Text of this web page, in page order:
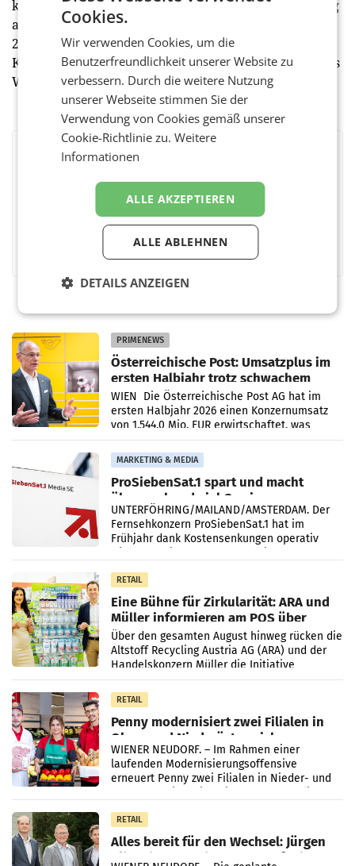
kürzlich wiedereröffnete Klimt Zentrum in Schörfling
am Attersee zeigt von 6. Juli bis zum 29. September
2024 die Ausstellung „Wege zur Moderne. Gustav
Klimt und Franz von Zülow“ - einen Auszug von Klimts
Werken sowie seines Zeitgenossen Franz Zülow.
BEWERTEN SIE DIESEN ARTIKEL
MessengerWhatsAppLinkedInXING
PRIMENEWS
Österreichische Post: Umsatzplus im
ersten Halbjahr trotz schwachem
Briefgeschäft
WIEN Die Österreichische Post AG hat im
ersten Halbjahr 2026 einen Konzernumsatz
von 1.544,0 Mio. EUR erwirtschaftet, was
einem Plus von 3,8 Prozent gegenüber dem
Vergleichszeitraum
MARKETING & MEDIA
ProSiebenSat.1 spart und macht
überraschend viel Gewinn
UNTERFÖHRING/MAILAND/AMSTERDAM. Der
Fernsehkonzern ProSiebenSat.1 hat im
Frühjahr dank Kostensenkungen operativ
RETAIL
Eine Bühne für Zirkularität: ARA und
Müller informieren am POS über
Kreislauffähigkeit
Über den gesamten August hinweg rücken die
Altstoff Recycling Austria AG (ARA) und der
Handelskonzern Müller die Initiative
„Kreislauf-Helden“ in allen österreichischen
Müller-Filialen
RETAIL
Penny modernisiert zwei Filialen in
Ober- und Niederösterreich
WIENER NEUDORF. – Im Rahmen einer
laufenden Modernisierungsoffensive
erneuert Penny zwei Filialen in Nieder- und
RETAIL
Alles bereit für den Wechsel: Jürgen
Albrecht setzt ab 1.1.2027 auf Adeg
Cookies.
Wir verwenden Cookies, um die
Benutzerfreundlichkeit unserer Website zu
verbessern. Durch die weitere Nutzung
unserer Webseite stimmen Sie der
Verwendung von Cookies gemäß unserer
Cookie-Richtlinie zu.Weitere
Informationen
ALLE AKZEPTIEREN
ALLE ABLEHNEN
DETAILS ANZEIGEN